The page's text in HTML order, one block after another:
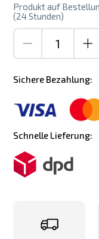
Produkt auf
(24 Stunden)
Sichere Bezahlung:
Schnelle Lieferung: